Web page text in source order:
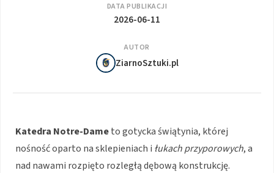
DATA PUBLIKACJI
2026-06-11
AUTOR
ZiarnoSztuki.pl
Katedra Notre-Dameto gotycka świątynia, której
nośność oparto na sklepieniach i łukach przyporowych, a
nad nawami rozpięto rozległą dębową konstrukcję.